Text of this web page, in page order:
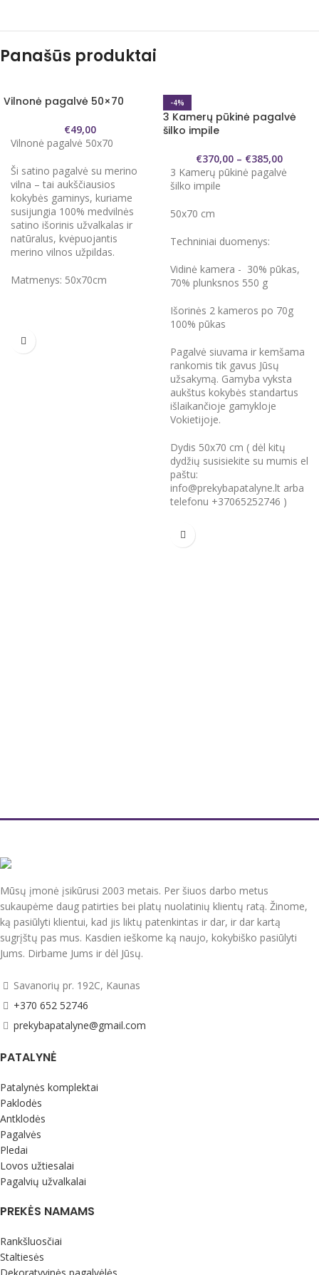
Panašūs produktai
Vilnonė pagalvė 50×70
€49,00
Vilnonė pagalvė 50x70
Ši satino pagalvė su merino
vilna – tai aukščiausios
kokybės gaminys, kuriame
susijungia 100% medvilnės
satino išorinis užvalkalas ir
natūralus, kvėpuojantis
merino vilnos užpildas.
Matmenys: 50x70cm
-4%
3 Kamerų pūkinė pagalvė
šilko impile
€370,00 – €385,00
3 Kamerų pūkinė pagalvė
šilko impile
50x70 cm
Techniniai duomenys:
Vidinė kamera - 30% pūkas,
70% plunksnos 550 g
Išorinės 2 kameros po 70g
100% pūkas
Pagalvė siuvama ir kemšama
rankomis tik gavus Jūsų
užsakymą. Gamyba vyksta
aukštus kokybės standartus
išlaikančioje gamykloje
Vokietijoje.
Dydis 50x70 cm ( dėl kitų
dydžių susisiekite su mumis el
paštu:
info@prekybapatalyne.lt arba
telefonu +37065252746 )
Mūsų įmonė įsikūrusi 2003 metais. Per šiuos darbo metus
sukaupėme daug patirties bei platų nuolatinių klientų ratą. Žinome,
ką pasiūlyti klientui, kad jis liktų patenkintas ir dar, ir dar kartą
sugrįštų pas mus. Kasdien ieškome ką naujo, kokybiško pasiūlyti
Jums. Dirbame Jums ir dėl Jūsų.
Savanorių pr. 192C, Kaunas
+370 652 52746
prekybapatalyne@gmail.com
PATALYNĖ
Patalynės komplektai
Paklodės
Antklodės
Pagalvės
Pledai
Lovos užtiesalai
Pagalvių užvalkalai
PREKĖS NAMAMS
Rankšluosčiai
Staltiesės